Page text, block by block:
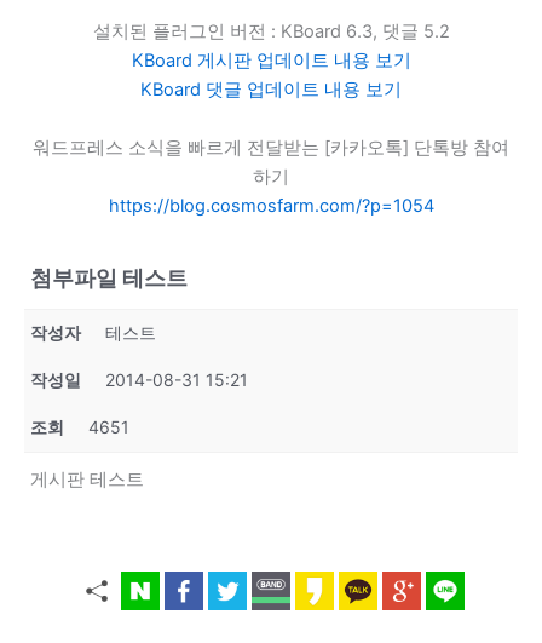
설치된 플러그인 버전 : KBoard 6.3, 댓글 5.2
KBoard 게시판 업데이트 내용 보기
KBoard 댓글 업데이트 내용 보기
워드프레스 소식을 빠르게 전달받는 [카카오톡] 단톡방 참여
하기
https://blog.cosmosfarm.com/?p=1054
첨부파일 테스트
작성자 테스트
작성일 2014-08-31 15:21
조회 4651
게시판 테스트